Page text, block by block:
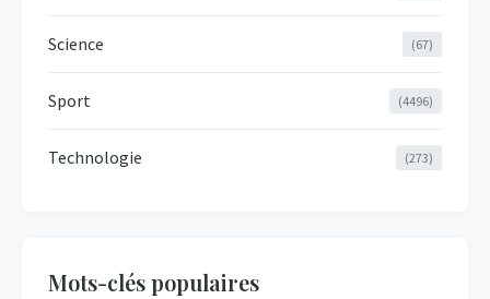
Science (67)
Sport (4496)
Technologie (273)
Mots-clés populaires